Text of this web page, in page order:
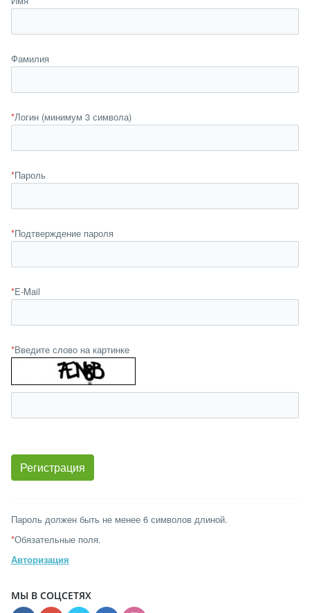
Фамилия
*Логин (минимум 3 символа)
*Пароль
*Подтверждение пароля
*E-Mail
*Введите слово на картинке
Пароль должен быть не менее 6 символов длиной.
*Обязательные поля.
Авторизация
МЫ В СОЦСЕТЯХ